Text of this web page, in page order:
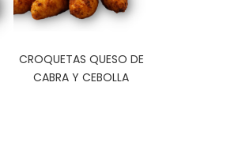
CROQUETAS QUESO DE
CABRA Y CEBOLLA